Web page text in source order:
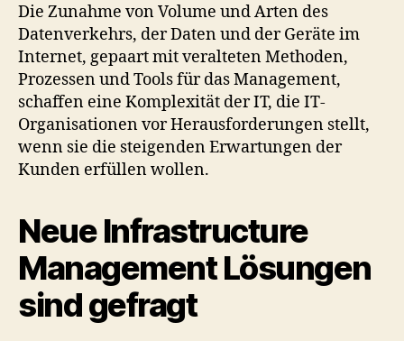
Die Zunahme von Volume und Arten des
Datenverkehrs, der Daten und der Geräte im
Internet, gepaart mit veralteten Methoden,
Prozessen und Tools für das Management,
schaffen eine Komplexität der IT, die IT-
Organisationen vor Herausforderungen stellt,
wenn sie die steigenden Erwartungen der
Kunden erfüllen wollen.
Neue Infrastructure
Management Lösungen
sind gefragt